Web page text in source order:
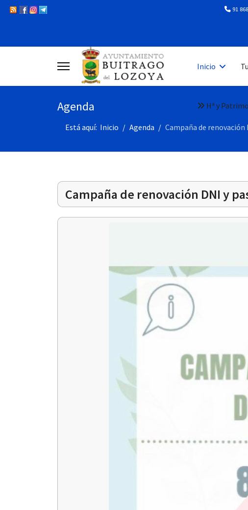
91
Inicio
Hª y
Agenda
Está aquí: Inicio Agenda Campaña de renovación
Campaña de renovación DNI y